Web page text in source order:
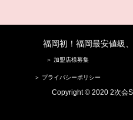
福岡初！福岡最安値級
＞ 加盟店様募集
＞ プライバシーポリシー
Copyright © 2020 2次会